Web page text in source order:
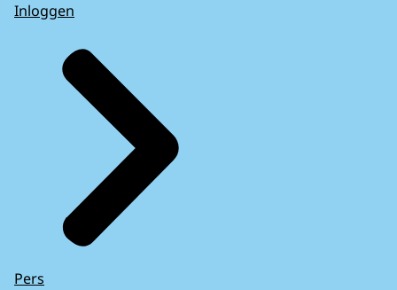
Inloggen
Pers